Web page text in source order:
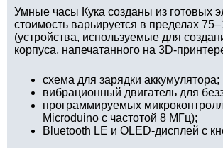
Умные часы Кука созданы из готовых
стоимость варьируется в пределах
(устройства, используемые для
корпуса, напечатанного на 3D-
схема для зарядки аккумулятора;
вибрационный двигатель для
программируемых
Microduino с частотой 8 МГц);
Bluetooth LE и OLED-дисплей с